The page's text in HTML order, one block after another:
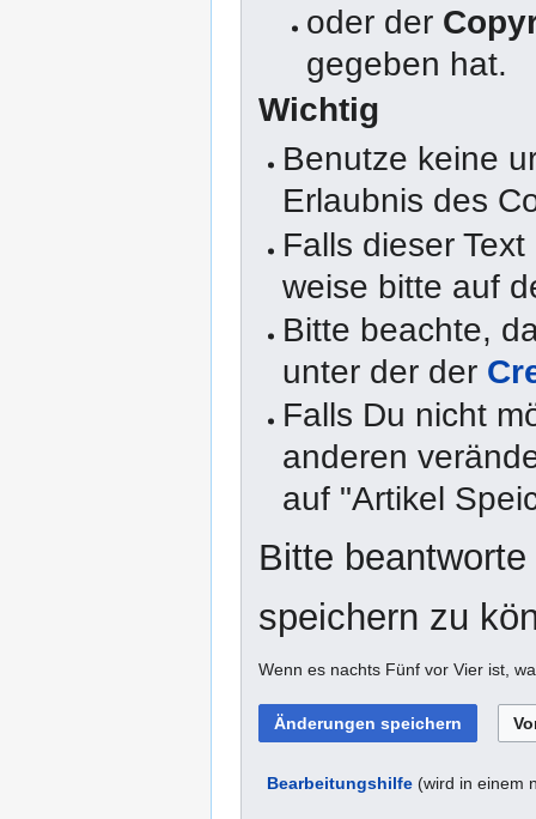
oder der
gegeben hat.
Wichtig
Benutze keine
Erlaubnis des
Falls dieser
weise bitte auf
Bitte beachte,
unter der der
Falls Du nicht
anderen
auf "Artikel
Bitte
speichern zu
Wenn es nachts Fünf vor Vier ist,
Bearbeitungshilfe (wird in einem